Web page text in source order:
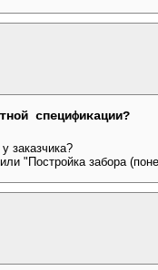
спецификации?
заказчика?
"Постройка забора